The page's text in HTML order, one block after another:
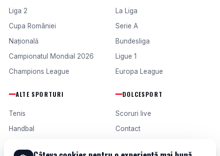
Liga 2
Cupa României
Națională
Campionatul Mondial 2026
Champions League
La Liga
Serie A
Bundesliga
Ligue 1
Europa League
ALTE SPORTURI
Tenis
Handbal
DOLCESPORT
Scoruri live
Contact